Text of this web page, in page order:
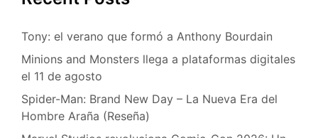
Tony: el verano que formó a Anthony Bourdain
Minions and Monsters llega a plataformas digitales
el 11 de agosto
Spider-Man: Brand New Day – La Nueva Era del
Hombre Araña (Reseña)